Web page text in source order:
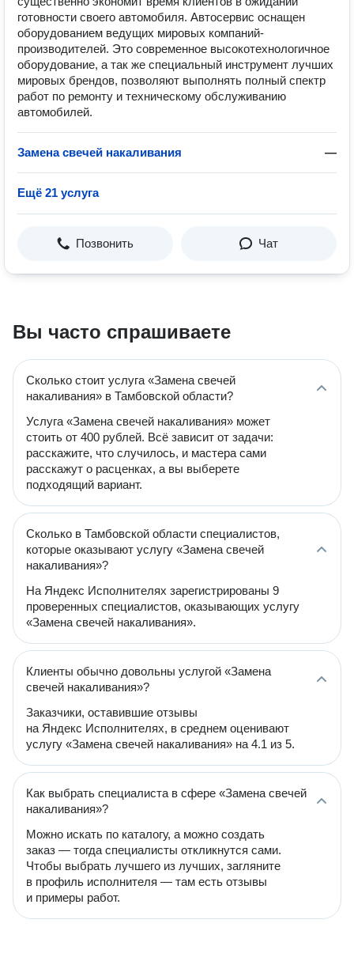
готовности своего автомобиля. Автосервис оснащен
оборудованием ведущих мировых компаний-
производителей. Это современное высокотехнологичное
оборудование, а так же специальный инструмент лучших
мировых брендов, позволяют выполнять полный спектр
работ по ремонту и техническому обслуживанию
автомобилей.
Замена свечей накаливания —
Ещё 21 услуга
Позвонить Чат
Вы часто спрашиваете
Сколько стоит услуга «Замена свечей
накаливания» в Тамбовской области?
Услуга «Замена свечей накаливания» может
стоить от 400 рублей. Всё зависит от задачи:
расскажите, что случилось, и мастера сами
расскажут о расценках, а вы выберете
подходящий вариант.
Сколько в Тамбовской области специалистов,
которые оказывают услугу «Замена свечей
накаливания»?
На Яндекс Исполнителях зарегистрированы 9
проверенных специалистов, оказывающих услугу
«Замена свечей накаливания».
Клиенты обычно довольны услугой «Замена
свечей накаливания»?
Заказчики, оставившие отзывы
на Яндекс Исполнителях, в среднем оценивают
услугу «Замена свечей накаливания» на 4.1 из 5.
Как выбрать специалиста в сфере «Замена свечей
накаливания»?
Можно искать по каталогу, а можно создать
заказ — тогда специалисты откликнутся сами.
Чтобы выбрать лучшего из лучших, загляните
в профиль исполнителя — там есть отзывы
и примеры работ.